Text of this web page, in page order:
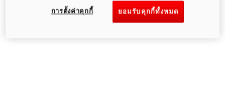
ยอมรับคุกกี้ทั้งหมด
การตั้งค่าคุกกี้